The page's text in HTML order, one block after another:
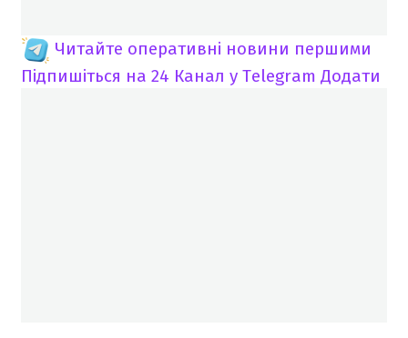
Читайте оперативні новини першими
Підпишіться на 24 Канал у Telegram Додати